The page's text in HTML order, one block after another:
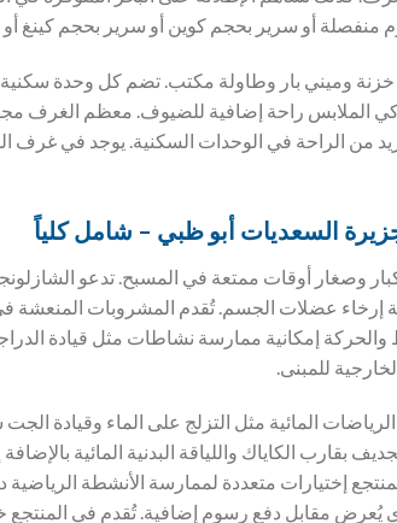
أو سرير بحجم كوين أو سرير بحجم كينغ أو
خزنة وميني بار وطاولة مكتب. تضم كل وحدة
الملابس راحة إضافية للضيوف. معظم الغرف
من الراحة في الوحدات السكنية. يوجد في
السعديات أبو ظبي – شامل كلياً
وصغار أوقات ممتعة في المسبح. تدعو
إرخاء عضلات الجسم. تُقدم المشروبات المنعشة
إمكانية ممارسة نشاطات مثل قيادة
للمبنى.
المائية مثل التزلج على الماء وقيادة
بقارب الكاياك واللياقة البدنية المائية
إختيارات متعددة لممارسة الأنشطة الرياضية
الذي يُعرض مقابل دفع رسوم إضافية. تُقدم في